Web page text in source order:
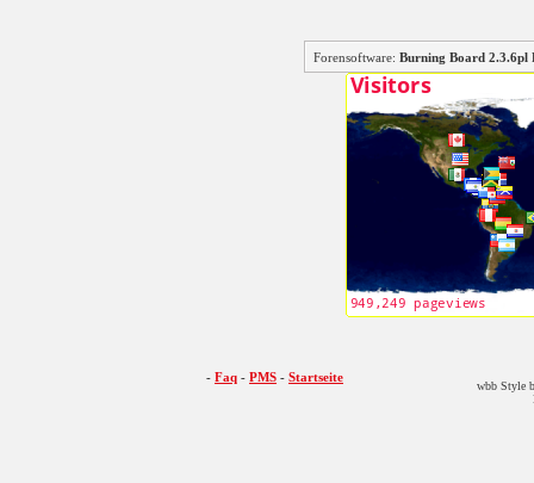
Forensoftware: Burning Board
- Faq - PMS - Startseite
wbb Style